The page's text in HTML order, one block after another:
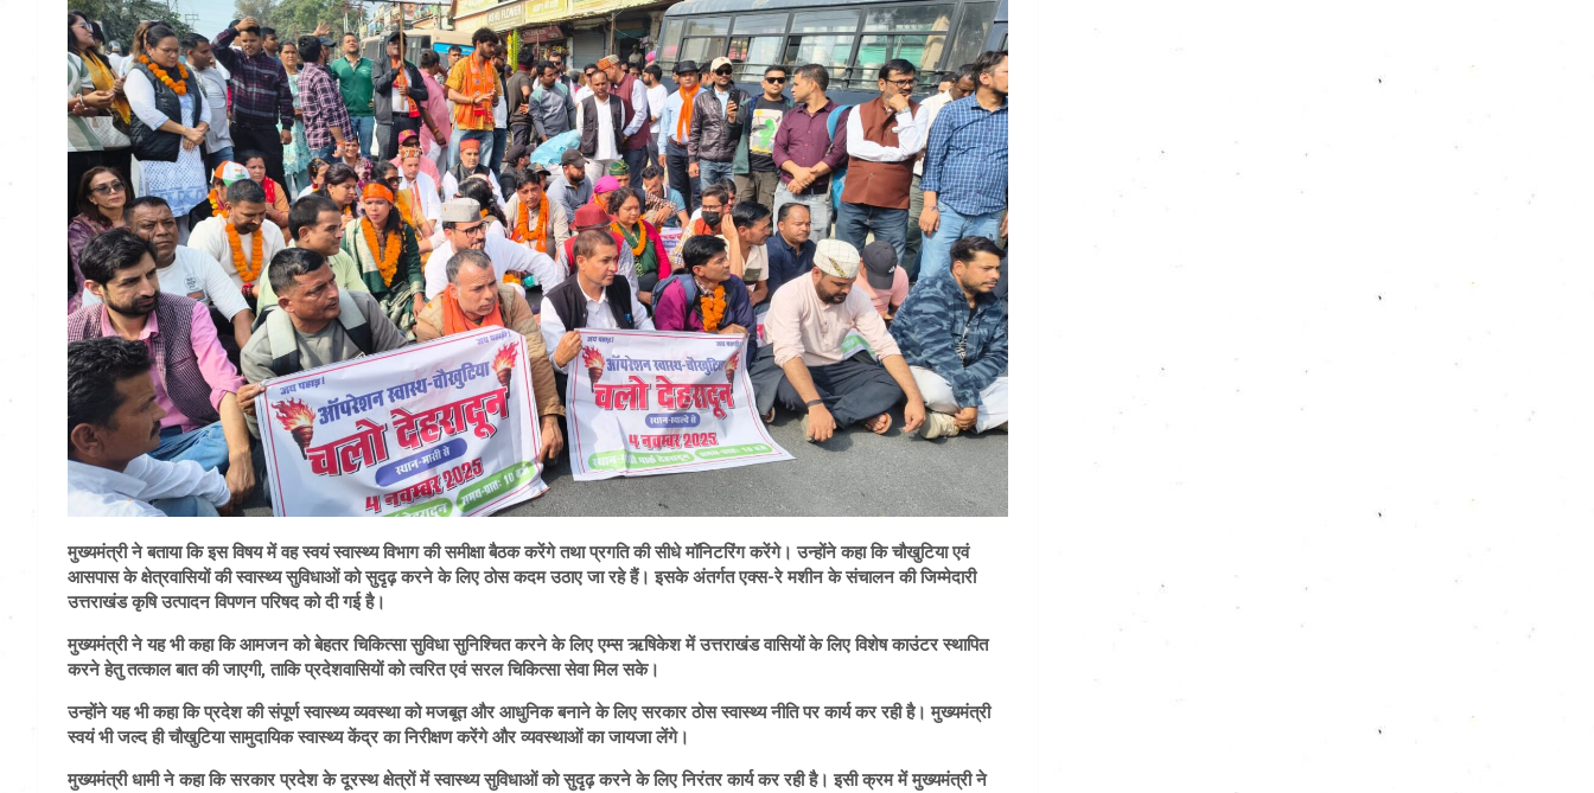
मुख्यमंत्री ने बताया कि इस विषय में वह स्वयं स्वास्थ्य विभाग की समीक्षा बैठक करेंगे तथा प्रगति की सीधे मॉनिटरिंग करेंगे। उन्होंने कहा कि चौखुटिया एवं
आसपास के क्षेत्रवासियों की स्वास्थ्य सुविधाओं को सुदृढ़ करने के लिए ठोस कदम उठाए जा रहे हैं। इसके अंतर्गत एक्स-रे मशीन के संचालन की जिम्मेदारी
उत्तराखंड कृषि उत्पादन विपणन परिषद को दी गई है।
मुख्यमंत्री ने यह भी कहा कि आमजन को बेहतर चिकित्सा सुविधा सुनिश्चित करने के लिए एम्स ऋषिकेश में उत्तराखंड वासियों के लिए विशेष काउंटर स्थापित
करने हेतु तत्काल बात की जाएगी, ताकि प्रदेशवासियों को त्वरित एवं सरल चिकित्सा सेवा मिल सके।
उन्होंने यह भी कहा कि प्रदेश की संपूर्ण स्वास्थ्य व्यवस्था को मजबूत और आधुनिक बनाने के लिए सरकार ठोस स्वास्थ्य नीति पर कार्य कर रही है। मुख्यमंत्री
स्वयं भी जल्द ही चौखुटिया सामुदायिक स्वास्थ्य केंद्र का निरीक्षण करेंगे और व्यवस्थाओं का जायजा लेंगे।
मुख्यमंत्री धामी ने कहा कि सरकार प्रदेश के दूरस्थ क्षेत्रों में स्वास्थ्य सुविधाओं को सुदृढ़ करने के लिए निरंतर कार्य कर रही है। इसी क्रम में मुख्यमंत्री ने